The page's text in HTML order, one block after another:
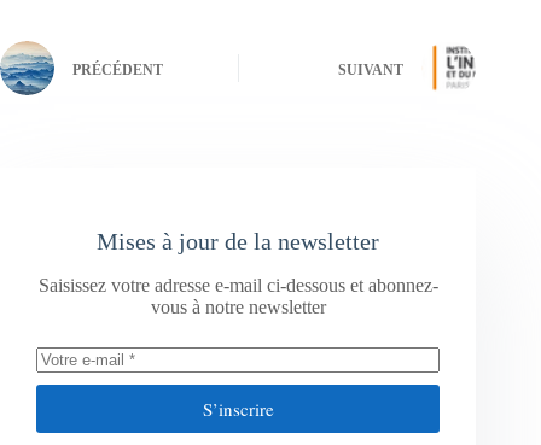
PRÉCÉDENT SUIVANT
Mises à jour de la newsletter
Saisissez votre adresse e-mail ci-dessous et abonnez-
vous à notre newsletter
S’inscrire